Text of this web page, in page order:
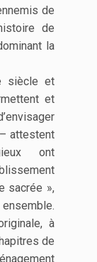
de
de
la
siècle et
et
attestent
ont
sacrée »,
à
de